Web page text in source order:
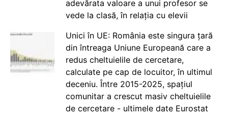
adevărata valoare a unui profesor se
vede la clasă, în relația cu elevii
Unici în UE: România este singura țară
din întreaga Uniune Europeană care a
redus cheltuielile de cercetare,
calculate pe cap de locuitor, în ultimul
deceniu. Între 2015-2025, spațiul
comunitar a crescut masiv cheltuielile
de cercetare - ultimele date Eurostat